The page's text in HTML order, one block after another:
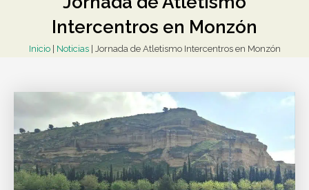
Intercentros en Monzón
Inicio| Noticias| Jornada de Atletismo Intercentros en Monzón